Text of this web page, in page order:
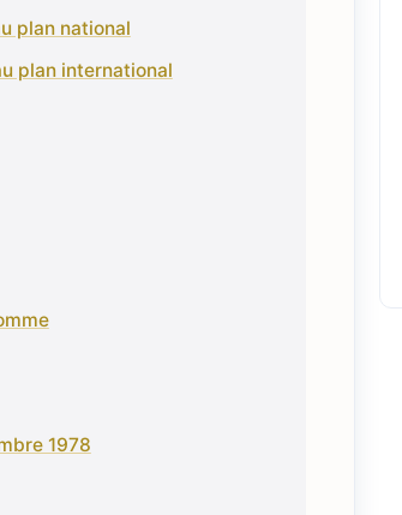
plan national
plan international
1978